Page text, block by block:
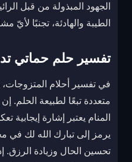
الجهود المبذولة من قبل
الطيبة والهادئة، تجنبًا
تفسير حلم حماتي
في تفسير أحلام المتزوجات،
متعددة تبعًا لطبيعة الحلم.
المنام يعتبر إشارة إيجابية
يرمز إلى تبارك الله لك في
تحسين الحال وزيادة الرزق.